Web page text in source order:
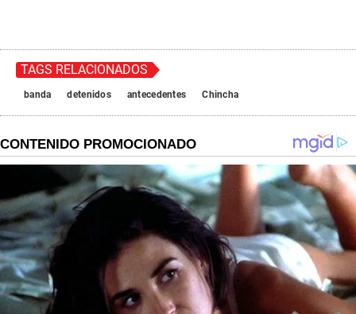
TAGS RELACIONADOS
banda detenidos antecedentes Chincha